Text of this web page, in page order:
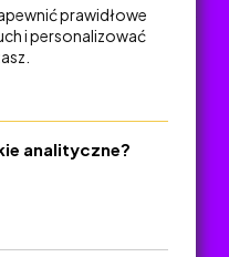
prawidłowe
i personalizować
analityczne?